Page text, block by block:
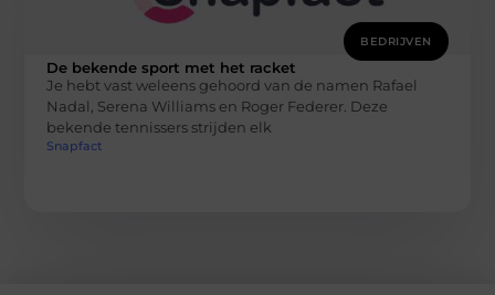
BEDRIJVEN
De bekende sport met het racket
Je hebt vast weleens gehoord van de namen Rafael
Nadal, Serena Williams en Roger Federer. Deze
bekende tennissers strijden elk
Snapfact